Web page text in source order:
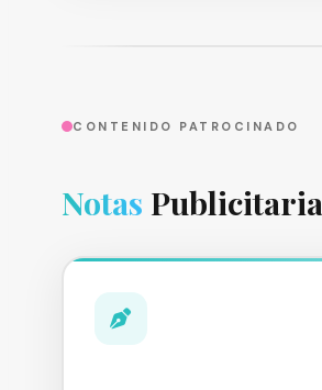
CONTENIDO PATROCINADO
Notas